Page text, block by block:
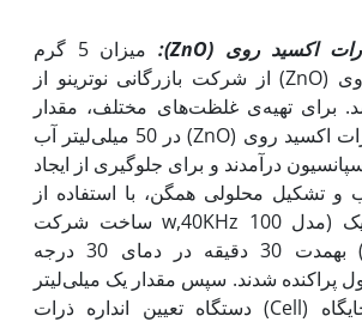
اکسید روی (ZnO
):
میزان 5 گرم
نانوذرات اکسید روی (ZnO) از شرکت بازرگانی نوترینو از
برای تهیه‌ی غلظت‌های مختلف، مقدار
001/0 گرم نانو ذرات اکسید روی (ZnO) در 50 میلی‌لیتر آب
سوسپانسیون درآمدند و برای جلوگیری از ایجاد
تشکیل محلولی همگن، با استفاده از
دستگاه اولتراسونیک (مدل 100 w,40KHz ساخت شرکت
Heilscher آلمان) به‫مدت 30 دقیقه در دمای 30 درجه
پراکنده شدند. سپس مقدار یک میلی‌لیتر
از آن بر روی جایگاه (Cell) دستگاه تعیین انداره ذرات